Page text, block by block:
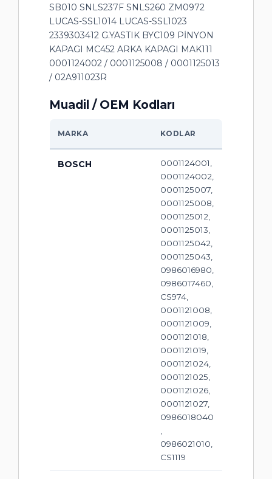
SB010 SNLS237F SNLS260 ZM0972
LUCAS-SSL1014 LUCAS-SSL1023
2339303412 G.YASTIK BYC109 PİNYON
KAPAGI MC452 ARKA KAPAGI MAK111
0001124002 / 0001125008 / 0001125013
/ 02A911023R
Muadil / OEM Kodları
MARKA KODLAR
BOSCH
0001124001,
0001124002,
0001125007,
0001125008,
0001125012,
0001125013,
0001125042,
0001125043,
0986016980,
0986017460,
CS974,
0001121008,
0001121009,
0001121018,
0001121019,
0001121024,
0001121025,
0001121026,
0001121027,
0986018040
,
0986021010,
CS1119